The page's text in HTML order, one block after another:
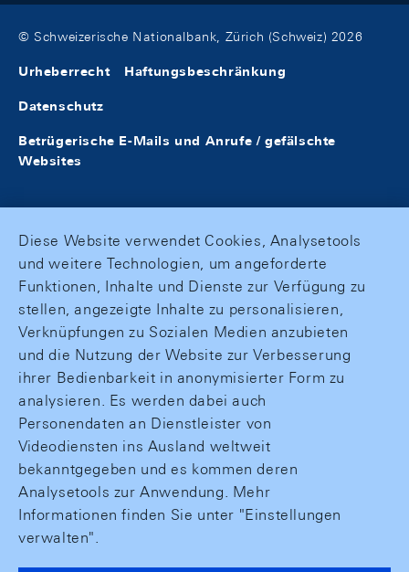
© Schweizerische Nationalbank, Zürich (Schweiz) 2026
Urheberrecht Haftungsbeschränkung
Datenschutz
Betrügerische E-Mails und Anrufe / gefälschte
Websites
Diese Website verwendet Cookies, Analysetools
und weitere Technologien, um angeforderte
Funktionen, Inhalte und Dienste zur Verfügung zu
stellen, angezeigte Inhalte zu personalisieren,
Verknüpfungen zu Sozialen Medien anzubieten
und die Nutzung der Website zur Verbesserung
ihrer Bedienbarkeit in anonymisierter Form zu
analysieren. Es werden dabei auch
Personendaten an Dienstleister von
Videodiensten ins Ausland weltweit
bekanntgegeben und es kommen deren
Analysetools zur Anwendung. Mehr
Informationen finden Sie unter "Einstellungen
verwalten".